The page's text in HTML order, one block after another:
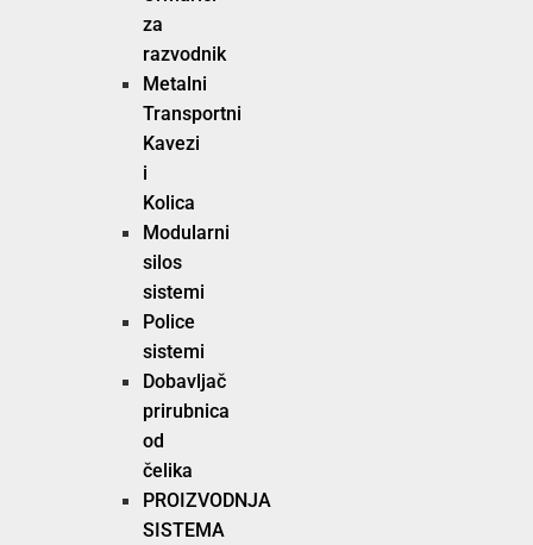
za
razvodnik
Metalni
Transportni
Kavezi
i
Kolica
Modularni
silos
sistemi
Police
sistemi
Dobavljač
prirubnica
od
čelika
PROIZVODNJA
SISTEMA